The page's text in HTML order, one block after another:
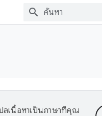
ลเนื้อหาเป็นภาษาที่คุณ